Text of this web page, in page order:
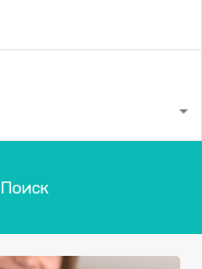
Поиск